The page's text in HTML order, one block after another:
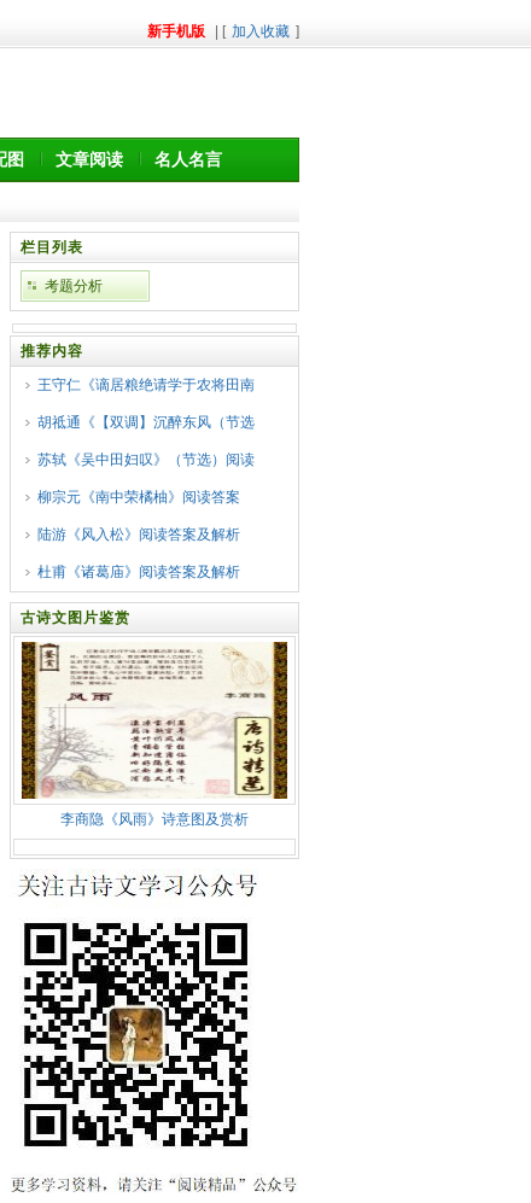
新手机版 | [ 加入收藏 ]
图 文章阅读 名人名言
栏目列表
考题分析
推荐内容
王守仁《谪居粮绝请学于农将田南
胡祗通《【双调】沉醉东风（节选
苏轼《吴中田妇叹》（节选）阅读
柳宗元《南中荣橘柚》阅读答案
陆游《风入松》阅读答案及解析
杜甫《诸葛庙》阅读答案及解析
古诗文图片鉴赏
李商隐《风雨》诗意图及赏析